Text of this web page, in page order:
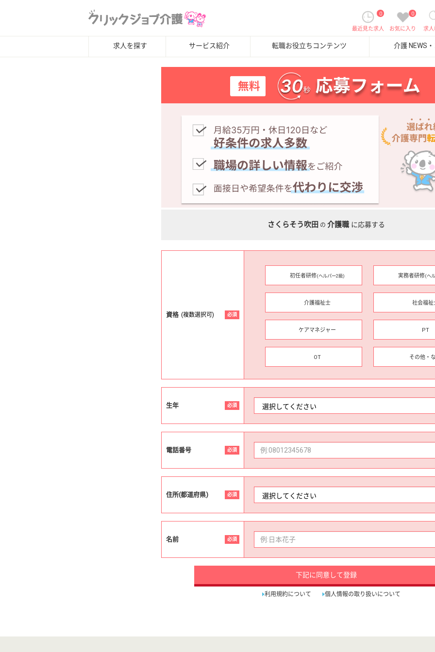
求
0
お気に入り
0
最近見た求人
求人を探す サービス紹介 転職お役立ちコンテンツ 介護 NEWS
さくらそう吹田 の 介護職 に応募する
資格 (複数選択可) 必須
初任者研修(ヘルパー2級) 実務者研修(ヘ
介護福祉士 社会福祉
ケアマネジャー PT
OT その他・
生年 必須
電話番号 必須
住所(都道府県) 必須
名前 必須
下記に同意して登録
利用規約について 個人情報の取り扱いについて